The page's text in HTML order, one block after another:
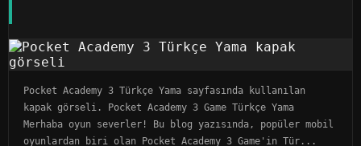
Pocket Academy 3 Türkçe Yama sayfasında kullanılan
kapak görseli. Pocket Academy 3 Game Türkçe Yama
Merhaba oyun severler! Bu blog yazısında, popüler mobil
oyunlardan biri olan Pocket Academy 3 Game'in Tür...